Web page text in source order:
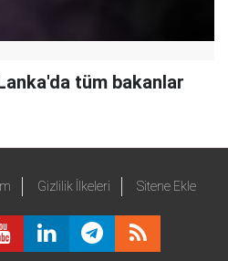
tüm bakanlar
Gizlilik İlkeleri Sitene Ekle